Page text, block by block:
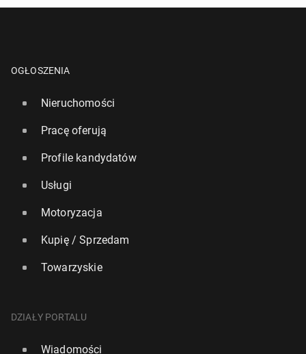
OGŁOSZENIA
Nieruchomości
Pracę oferują
Profile kandydatów
Usługi
Motoryzacja
Kupię / Sprzedam
Towarzyskie
DZIAŁY PORTALU
Wiadomości